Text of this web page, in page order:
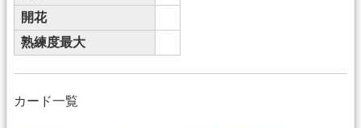
開花
熟練度最大
カード一覧